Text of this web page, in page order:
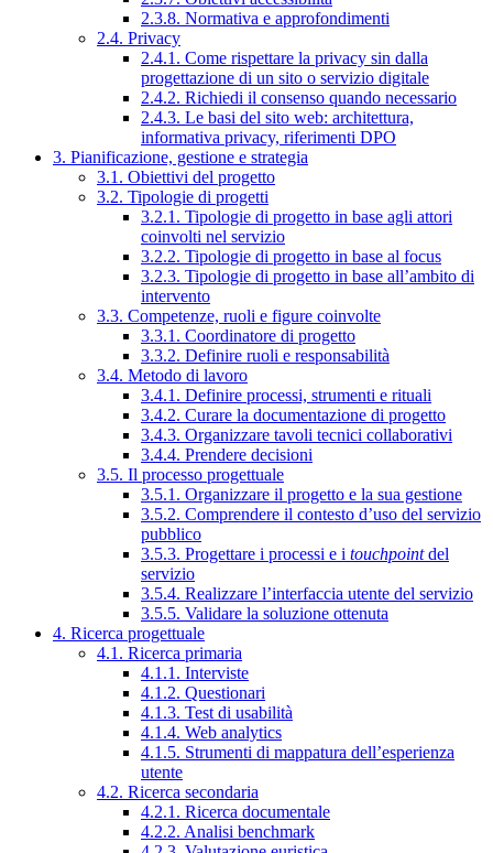
2.3.8. Normativa e approfondimenti
2.4. Privacy
2.4.1. Come rispettare la privacy sin dalla
progettazione di un sito o servizio digitale
2.4.2. Richiedi il consenso quando necessario
2.4.3. Le basi del sito web: architettura,
informativa privacy, riferimenti DPO
3. Pianificazione, gestione e strategia
3.1. Obiettivi del progetto
3.2. Tipologie di progetti
3.2.1. Tipologie di progetto in base agli attori
coinvolti nel servizio
3.2.2. Tipologie di progetto in base al focus
3.2.3. Tipologie di progetto in base all’ambito di
intervento
3.3. Competenze, ruoli e figure coinvolte
3.3.1. Coordinatore di progetto
3.3.2. Definire ruoli e responsabilità
3.4. Metodo di lavoro
3.4.1. Definire processi, strumenti e rituali
3.4.2. Curare la documentazione di progetto
3.4.3. Organizzare tavoli tecnici collaborativi
3.4.4. Prendere decisioni
3.5. Il processo progettuale
3.5.1. Organizzare il progetto e la sua gestione
3.5.2. Comprendere il contesto d’uso del servizio
pubblico
3.5.3. Progettare i processi e i touchpointdel
servizio
3.5.4. Realizzare l’interfaccia utente del servizio
3.5.5. Validare la soluzione ottenuta
4. Ricerca progettuale
4.1. Ricerca primaria
4.1.1. Interviste
4.1.2. Questionari
4.1.3. Test di usabilità
4.1.4. Web analytics
4.1.5. Strumenti di mappatura dell’esperienza
utente
4.2. Ricerca secondaria
4.2.1. Ricerca documentale
4.2.2. Analisi benchmark